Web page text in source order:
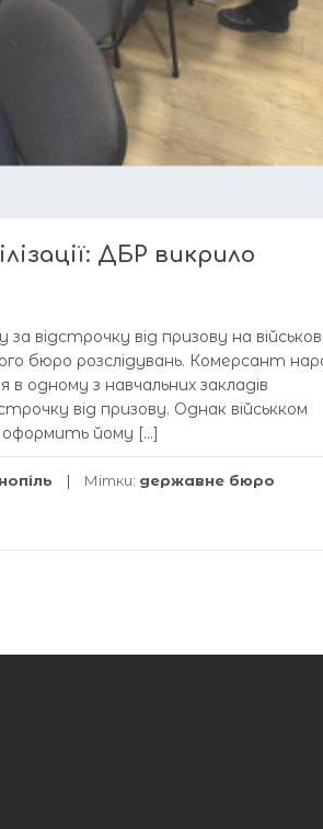
ДБР викрило
відстрочку від призову на
бюро розслідувань. Комерсант
одному з навчальних закладів
від призову. Однак військком
оформить йому […]
Мітки: державне бюро